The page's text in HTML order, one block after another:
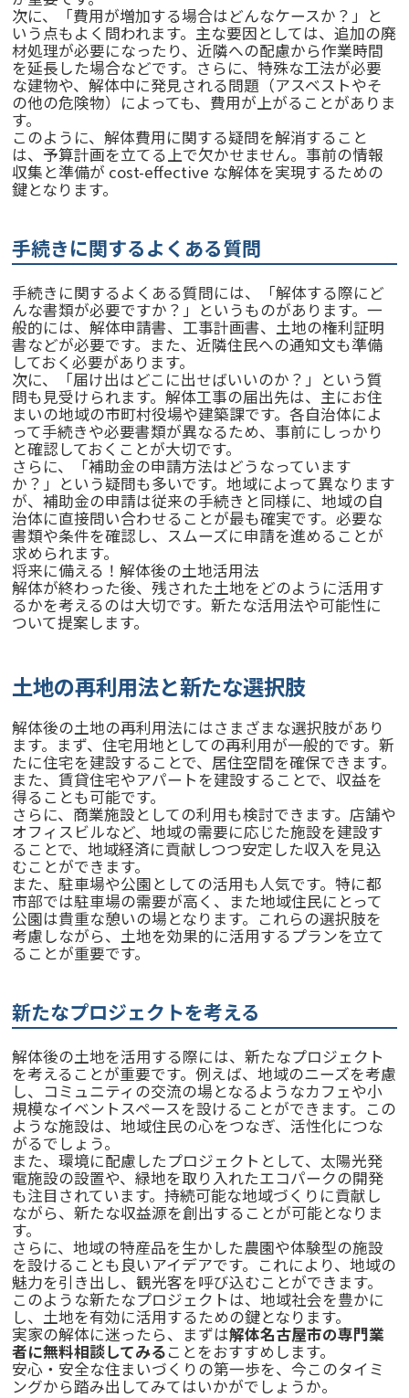
次に、「費用が増加する場合はどんなケースか？」と
いう点もよく問われます。主な要因としては、追加の廃
材処理が必要になったり、近隣への配慮から作業時間
を延長した場合などです。さらに、特殊な工法が必要
な建物や、解体中に発見される問題（アスベストやそ
の他の危険物）によっても、費用が上がることがありま
す。
このように、解体費用に関する疑問を解消すること
は、予算計画を立てる上で欠かせません。事前の情報
収集と準備が cost-effective な解体を実現するための
鍵となります。
手続きに関するよくある質問
手続きに関するよくある質問には、「解体する際にど
んな書類が必要ですか？」というものがあります。一
般的には、解体申請書、工事計画書、土地の権利証明
書などが必要です。また、近隣住民への通知文も準備
しておく必要があります。
次に、「届け出はどこに出せばいいのか？」という質
問も見受けられます。解体工事の届出先は、主にお住
まいの地域の市町村役場や建築課です。各自治体によ
って手続きや必要書類が異なるため、事前にしっかり
と確認しておくことが大切です。
さらに、「補助金の申請方法はどうなっています
か？」という疑問も多いです。地域によって異なります
が、補助金の申請は従来の手続きと同様に、地域の自
治体に直接問い合わせることが最も確実です。必要な
書類や条件を確認し、スムーズに申請を進めることが
求められます。
将来に備える！解体後の土地活用法
解体が終わった後、残された土地をどのように活用す
るかを考えるのは大切です。新たな活用法や可能性に
ついて提案します。
土地の再利用法と新たな選択肢
解体後の土地の再利用法にはさまざまな選択肢があり
ます。まず、住宅用地としての再利用が一般的です。新
たに住宅を建設することで、居住空間を確保できます。
また、賃貸住宅やアパートを建設することで、収益を
得ることも可能です。
さらに、商業施設としての利用も検討できます。店舗や
オフィスビルなど、地域の需要に応じた施設を建設す
ることで、地域経済に貢献しつつ安定した収入を見込
むことができます。
また、駐車場や公園としての活用も人気です。特に都
市部では駐車場の需要が高く、また地域住民にとって
公園は貴重な憩いの場となります。これらの選択肢を
考慮しながら、土地を効果的に活用するプランを立て
ることが重要です。
新たなプロジェクトを考える
解体後の土地を活用する際には、新たなプロジェクト
を考えることが重要です。例えば、地域のニーズを考慮
し、コミュニティの交流の場となるようなカフェや小
規模なイベントスペースを設けることができます。この
ような施設は、地域住民の心をつなぎ、活性化につな
がるでしょう。
また、環境に配慮したプロジェクトとして、太陽光発
電施設の設置や、緑地を取り入れたエコパークの開発
も注目されています。持続可能な地域づくりに貢献し
ながら、新たな収益源を創出することが可能となりま
す。
さらに、地域の特産品を生かした農園や体験型の施設
を設けることも良いアイデアです。これにより、地域の
魅力を引き出し、観光客を呼び込むことができます。
このような新たなプロジェクトは、地域社会を豊かに
し、土地を有効に活用するための鍵となります。
実家の解体に迷ったら、まずは解体名古屋市の専門業
者に無料相談してみることをおすすめします。
安心・安全な住まいづくりの第一歩を、今このタイミ
ングから踏み出してみてはいかがでしょうか。